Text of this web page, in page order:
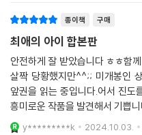
종이책 구매
최애의 아이 합본판
안전하게 잘 받았습니다 ㅎㅎ함
살짝 당황했지만^^;; 미개봉인
앞권을 읽는 중입니다.어서 진도
흥미로운 작품을 발견해서 기쁩
y*********k 2024.10.03.